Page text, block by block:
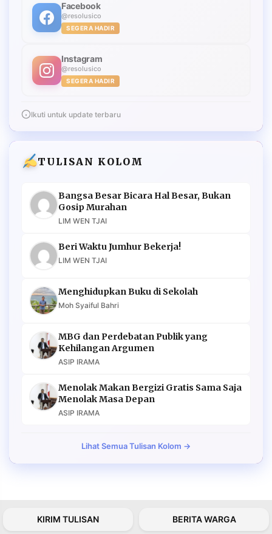
Facebook
@resolusico
SEGERA HADIR
Instagram
@resolusico
SEGERA HADIR
Ikuti untuk update terbaru
TULISAN KOLOM
Bangsa Besar Bicara Hal Besar, Bukan
Gosip Murahan
LIM WEN TJAI
Beri Waktu Jumhur Bekerja!
LIM WEN TJAI
Menghidupkan Buku di Sekolah
Moh Syaiful Bahri
MBG dan Perdebatan Publik yang
Kehilangan Argumen
ASIP IRAMA
Menolak Makan Bergizi Gratis Sama Saja
Menolak Masa Depan
ASIP IRAMA
Lihat Semua Tulisan Kolom →
KIRIM TULISAN BERITA WARGA